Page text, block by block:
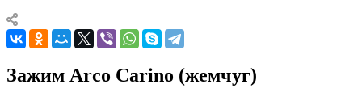
Зажим Arco Carino (жемчуг)